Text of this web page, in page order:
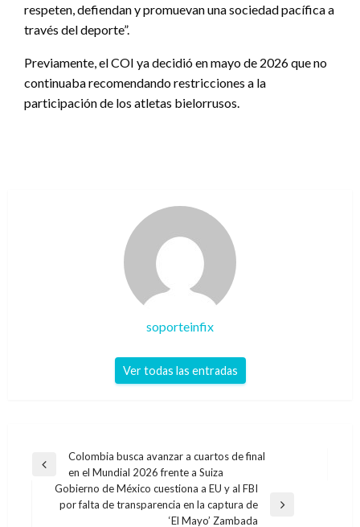
respeten, defiendan y promuevan una sociedad pacífica a
través del deporte”.
Previamente, el COI ya decidió en mayo de 2026 que no
continuaba recomendando restricciones a la
participación de los atletas bielorrusos.
soporteinfix
Ver todas las entradas
Navegación
entradas
Entrada
anterior
Colombia busca avanzar a cuartos de final
en el Mundial 2026 frente a Suiza
Entrada
Gobierno de México cuestiona a EU y al FBI
por falta de transparencia en la captura de
‘El Mayo’ Zambada